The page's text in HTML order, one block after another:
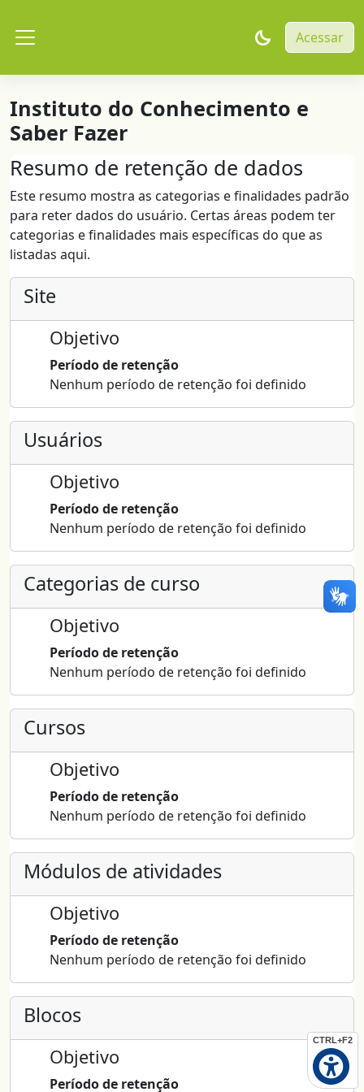
CTRL+F2
Acessar
Instituto do Conhecimento e
Saber Fazer
Resumo de retenção de dados
Este resumo mostra as categorias e finalidades padrão
para reter dados do usuário. Certas áreas podem ter
categorias e finalidades mais específicas do que as
listadas aqui.
Site
Objetivo
Período de retenção
Nenhum período de retenção foi definido
Usuários
Objetivo
Período de retenção
Nenhum período de retenção foi definido
Categorias de curso
Objetivo
Período de retenção
Nenhum período de retenção foi definido
Cursos
Objetivo
Período de retenção
Nenhum período de retenção foi definido
Módulos de atividades
Objetivo
Período de retenção
Nenhum período de retenção foi definido
Blocos
Objetivo
Período de retenção